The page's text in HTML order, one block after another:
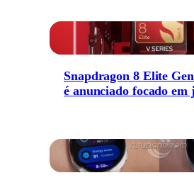
Snapdragon 8 Elite
é anunciado focado em